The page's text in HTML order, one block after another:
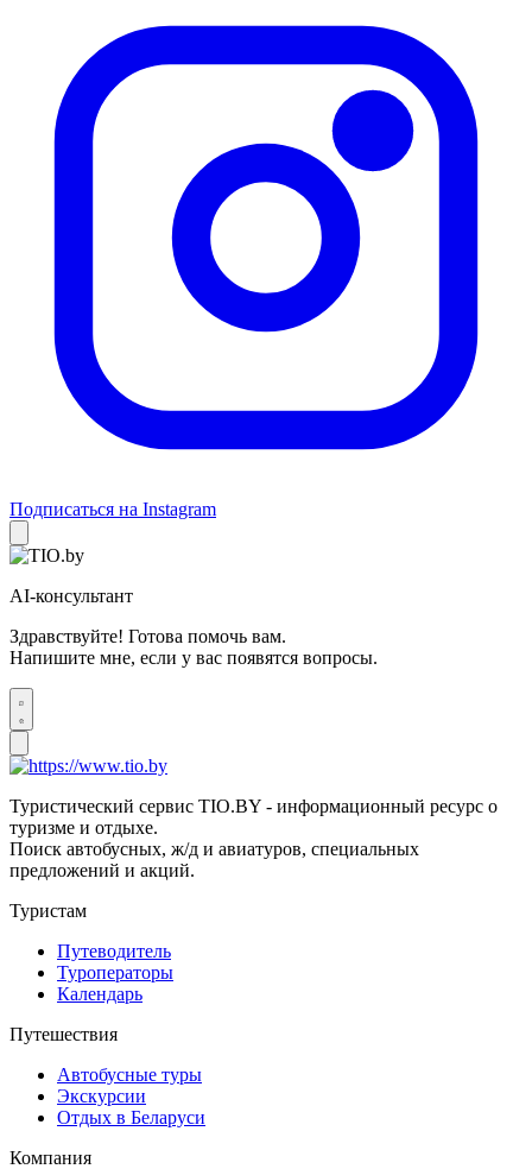
Подписаться на Instagram
AI-консультант
Здравствуйте! Готова помочь вам.
Напишите мне, если у вас появятся вопросы.
Туристический сервис TIO.BY - информационный ресурс о
туризме и отдыхе.
Поиск автобусных, ж/д и авиатуров, специальных
предложений и акций.
Туристам
Путеводитель
Туроператоры
Календарь
Путешествия
Автобусные туры
Экскурсии
Отдых в Беларуси
Компания